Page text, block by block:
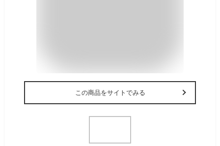
この商品をサイトでみる